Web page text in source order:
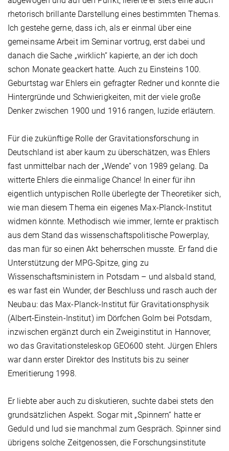
rhetorisch brillante Darstellung eines bestimmten Themas.
Ich gestehe gerne, dass ich, als er einmal über eine
gemeinsame Arbeit im Seminar vortrug, erst dabei und
danach die Sache „wirklich“ kapierte, an der ich doch
schon Monate geackert hatte. Auch zu Einsteins 100.
Geburtstag war Ehlers ein gefragter Redner und konnte die
Hintergründe und Schwierigkeiten, mit der viele große
Denker zwischen 1900 und 1916 rangen, luzide erläutern.
Für die zukünftige Rolle der Gravitationsforschung in
Deutschland ist aber kaum zu überschätzen, was Ehlers
fast unmittelbar nach der „Wende“ von 1989 gelang. Da
witterte Ehlers die einmalige Chance! In einer für ihn
eigentlich untypischen Rolle überlegte der Theoretiker sich,
wie man diesem Thema ein eigenes Max-Planck-Institut
widmen könnte. Methodisch wie immer, lernte er praktisch
aus dem Stand das wissenschaftspolitische Powerplay,
das man für so einen Akt beherrschen musste. Er fand die
Unterstützung der MPG-Spitze, ging zu
Wissenschaftsministern in Potsdam – und alsbald stand,
es war fast ein Wunder, der Beschluss und rasch auch der
Neubau: das Max-Planck-Institut für Gravitationsphysik
(Albert-Einstein-Institut) im Dörfchen Golm bei Potsdam,
inzwischen ergänzt durch ein Zweiginstitut in Hannover,
wo das Gravitationsteleskop GEO600 steht. Jürgen Ehlers
war dann erster Direktor des Instituts bis zu seiner
Emeritierung 1998.
Er liebte aber auch zu diskutieren, suchte dabei stets den
grundsätzlichen Aspekt. Sogar mit „Spinnern“ hatte er
Geduld und lud sie manchmal zum Gespräch. Spinner sind
übrigens solche Zeitgenossen, die Forschungsinstitute